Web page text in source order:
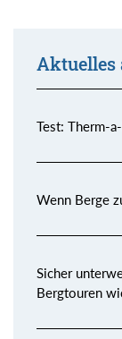
Aktuelles
Test: Therm-
Wenn Berge
Sicher
Bergtouren